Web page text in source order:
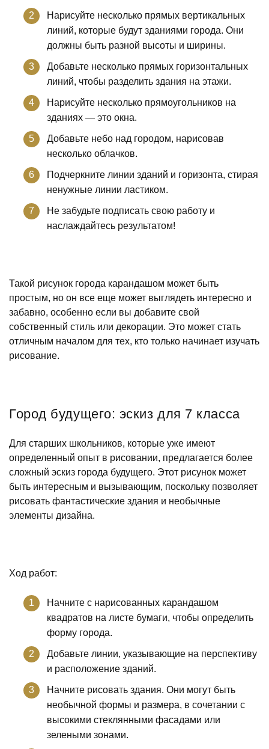
Нарисуйте несколько прямых вертикальных
линий, которые будут зданиями города. Они
должны быть разной высоты и ширины.
Добавьте несколько прямых горизонтальных
линий, чтобы разделить здания на этажи.
Нарисуйте несколько прямоугольников на
зданиях — это окна.
Добавьте небо над городом, нарисовав
несколько облачков.
Подчеркните линии зданий и горизонта, стирая
ненужные линии ластиком.
Не забудьте подписать свою работу и
наслаждайтесь результатом!
Такой рисунок города карандашом может быть
простым, но он все еще может выглядеть интересно и
забавно, особенно если вы добавите свой
собственный стиль или декорации. Это может стать
отличным началом для тех, кто только начинает изучать
рисование.
Город будущего: эскиз для 7 класса
Для старших школьников, которые уже имеют
определенный опыт в рисовании, предлагается более
сложный эскиз города будущего. Этот рисунок может
быть интересным и вызывающим, поскольку позволяет
рисовать фантастические здания и необычные
элементы дизайна.
Ход работ:
Начните с нарисованных карандашом
квадратов на листе бумаги, чтобы определить
форму города.
Добавьте линии, указывающие на перспективу
и расположение зданий.
Начните рисовать здания. Они могут быть
необычной формы и размера, в сочетании с
высокими стеклянными фасадами или
зелеными зонами.